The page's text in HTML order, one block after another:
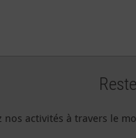
nos activités à travers le